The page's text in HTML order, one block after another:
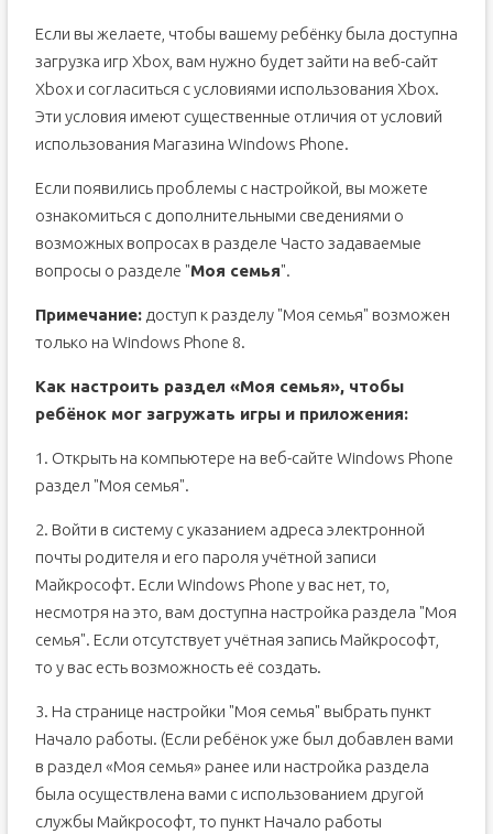
Если вы желаете, чтобы вашему ребёнку была доступна
загрузка игр Xbox, вам нужно будет зайти на веб-сайт
Xbox и согласиться с условиями использования Xbox.
Эти условия имеют существенные отличия от условий
использования Магазина Windows Phone.
Если появились проблемы с настройкой, вы можете
ознакомиться с дополнительными сведениями о
возможных вопросах в разделе Часто задаваемые
вопросы о разделе "Моя семья".
Примечание:доступ к разделу "Моя семья" возможен
только на Windows Phone 8.
Как настроить раздел «Моя семья», чтобы
ребёнок мог загружать игры и приложения:
1. Открыть на компьютере на веб-сайте Windows Phone
раздел "Моя семья".
2. Войти в систему с указанием адреса электронной
почты родителя и его пароля учётной записи
Майкрософт. Если Windows Phone у вас нет, то,
несмотря на это, вам доступна настройка раздела "Моя
семья". Если отсутствует учётная запись Майкрософт,
то у вас есть возможность её создать.
3. На странице настройки "Моя семья" выбрать пункт
Начало работы. (Если ребёнок уже был добавлен вами
в раздел «Моя семья» ранее или настройка раздела
была осуществлена вами с использованием другой
службы Майкрософт, то пункт Начало работы